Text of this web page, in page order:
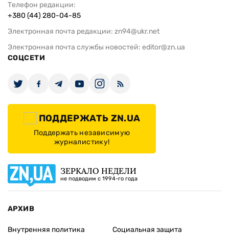
Телефон редакции:
+380 (44) 280-04-85
Электронная почта редакции: zn94@ukr.net
Электронная почта службы новостей: editor@zn.ua
СОЦСЕТИ
ПОДДЕРЖАТЬ ZN.UA
Поддержать независимую
журналистику!
ЗЕРКАЛО НЕДЕЛИ
не подводим с 1994-го года
АРХИВ
Внутренняя политика
Социальная защита